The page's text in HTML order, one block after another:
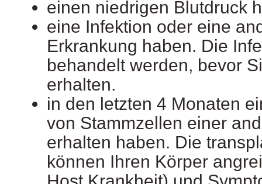
einen niedrigen Blutdruck
eine Infektion oder eine
Erkrankung haben. Die
behandelt werden, bevor
erhalten.
in den letzten 4 Monaten
von Stammzellen einer
erhalten haben. Die
können Ihren Körper